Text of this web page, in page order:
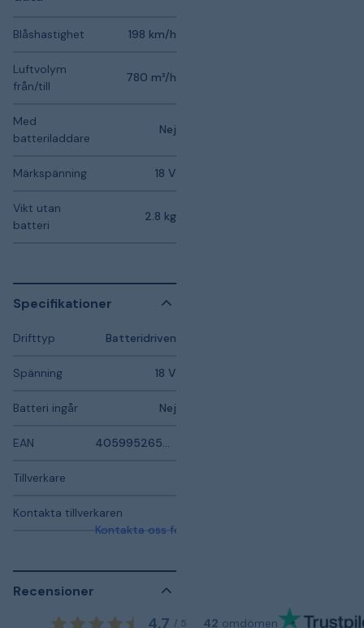
Blåshastighet 198 km/h
Luftvolym
från/till
780 m³/h
Med
batteriladdare
Nej
Märkspänning 18 V
Vikt utan
batteri
2.8 kg
Specifikationer
Drifttyp Batteridriven
Spänning 18 V
Batteri ingår Nej
EAN 4059952654898
Tillverkare
Kontakta tillverkaren
Kontakta oss för mer information
Recensioner
4,7 / 5 42 omdömen